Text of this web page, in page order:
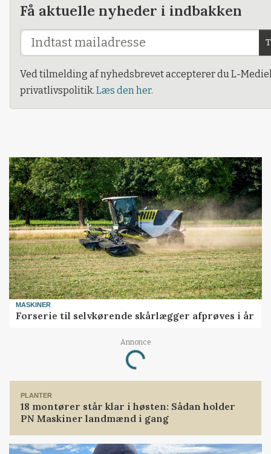
Få aktuelle nyheder i indbakken
Ved tilmelding af nyhedsbrevet accepterer du L-
privatlivspolitik. Læs den her.
MASKINER
Forserie til selvkørende skårlægger afprøves i år
Annonce
Loading...
PLANTER
18 montører står klar i høsten: Sådan holder
PN Maskiner landmænd i gang